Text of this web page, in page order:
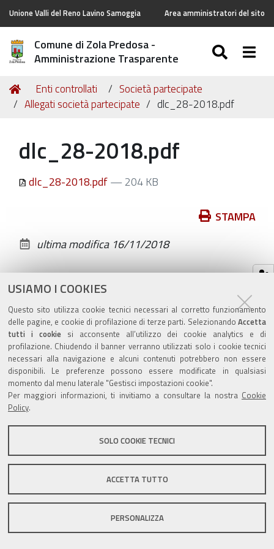
USIAMO I COOKIES
Questo sito utilizza cookie tecnici necessari al corretto funzionamento
delle pagine, e cookie di profilazione di terze parti. Selezionando Accetta
tutti i cookiesi acconsente all’utilizzo dei cookie analytics e di
profilazione. Chiudendo il banner verranno utilizzati solo i cookie tecnici
necessari alla navigazione e alcuni contenuti potrebbero non essere
disponibili. Le preferenze possono essere modificate in qualsiasi
momento dal menu laterale "Gestisci impostazioni cookie".
Per maggiori informazioni, ti invitiamo a consultare la nostra Cookie
Policy.
SOLO COOKIE TECNICI
ACCETTA TUTTO
PERSONALIZZA
Unione Valli del Reno Lavino Samoggia Area amministratori del sito
Comune di Zola Predosa -
Amministrazione Trasparente
Tu
sei
Home
Enti controllati
Società partecipate
Allegati società partecipate
dlc_28-2018.pdf
dlc_28-2018.pdf
dlc_28-2018.pdf— 204 KB
documento
STAMPA
ultima modifica 16/11/2018
Valuta questo sito
Sito istituzionale Comune di Zola Predosa
Privacy policy|DPO|Accessibilità